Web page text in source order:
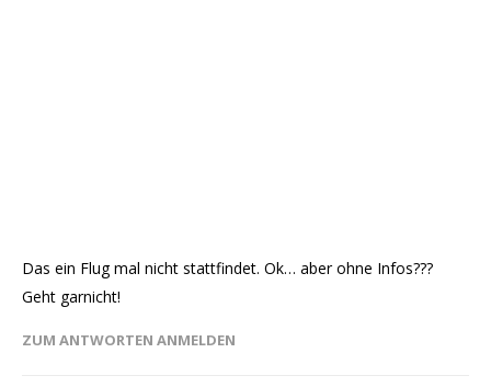
Das ein Flug mal nicht stattfindet. Ok… aber ohne Infos???
Geht garnicht!
ZUM ANTWORTEN ANMELDEN